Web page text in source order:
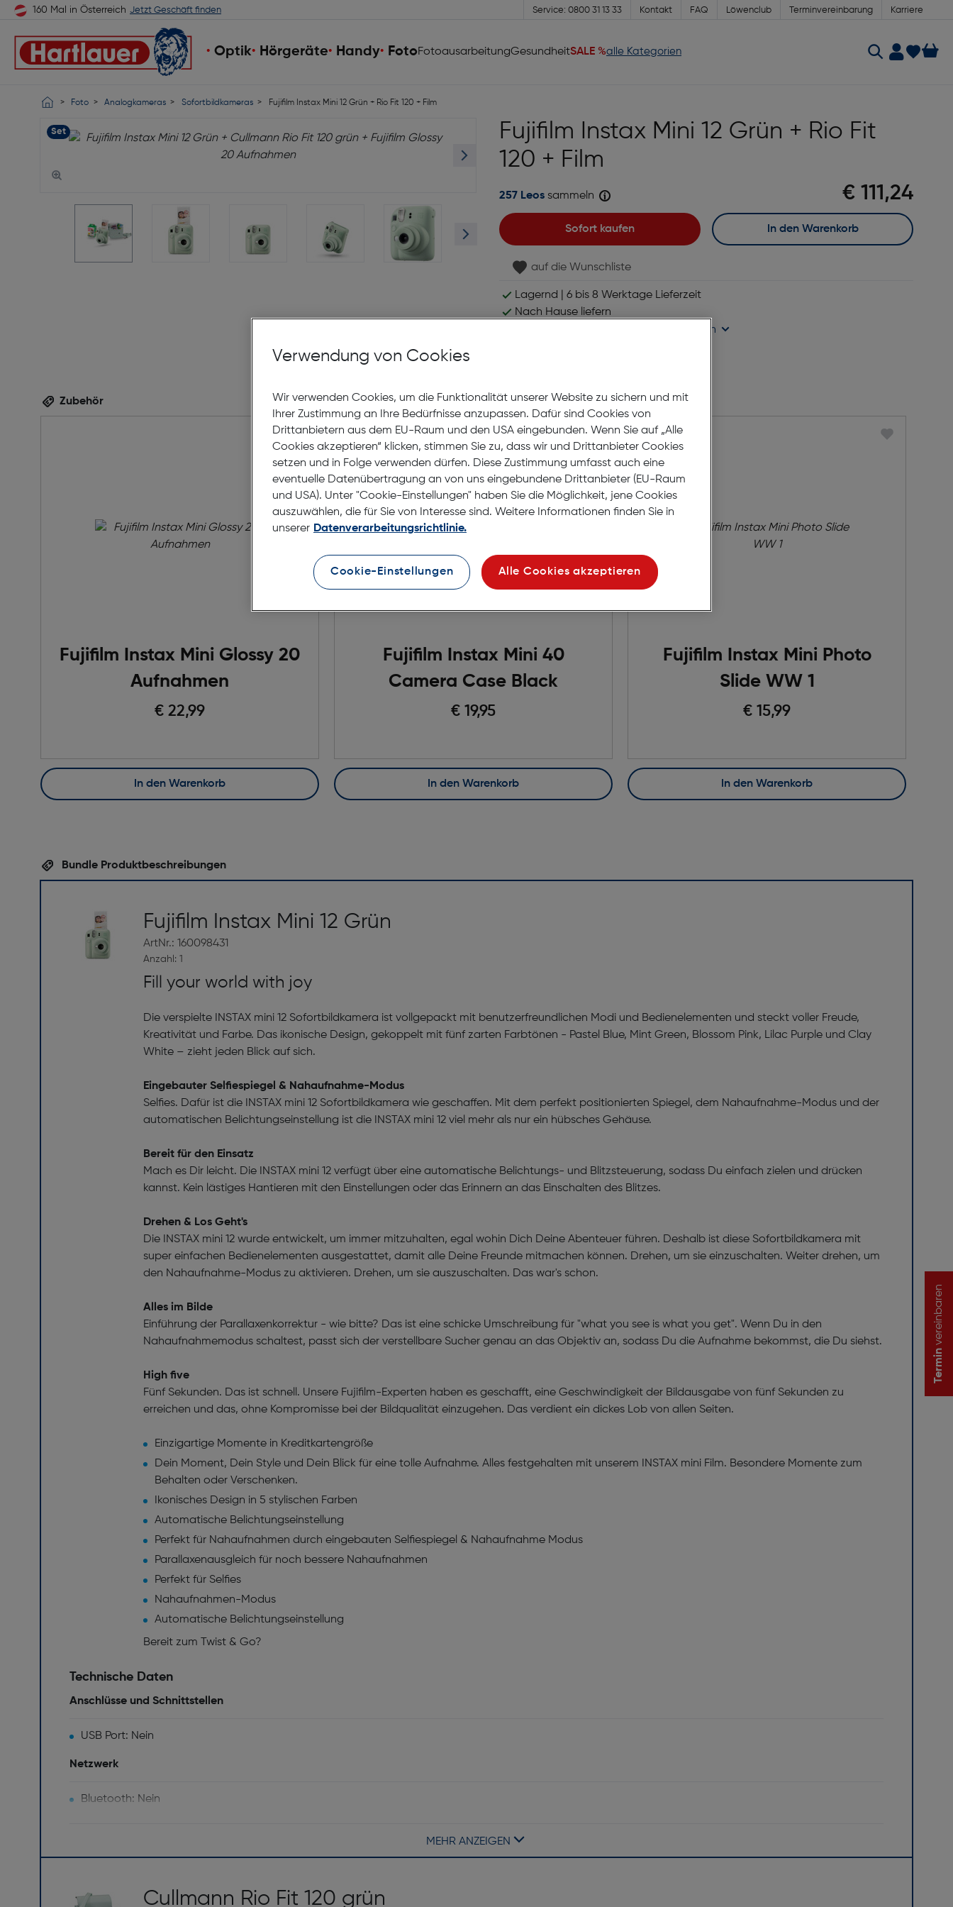
160 Mal in Österreich Jetzt Geschäft finden Service: 0800 31 13 33 Kontakt FAQ Löwenclub Terminvereinbarung Karriere
Optik Hörgeräte Handy FotoFotoausarbeitungGesundheitSALE %alle Kategorien
Foto Analogkameras Sofortbildkameras Fujifilm Instax Mini 12 Grün + Rio Fit 120 + Film
Set
Fujifilm Instax Mini 12 Grün + Rio Fit
120 + Film
€ 111,24
257 Leos sammeln
Sofort kaufen In den Warenkorb
auf die Wunschliste
Lagernd | 6 bis 8 Werktage Lieferzeit
Nach Hause liefern
Verfügbarkeit prüfen
Zubehör
Fujifilm Instax Mini Glossy 20
Aufnahmen
€ 22,99
In den Warenkorb
Fujifilm Instax Mini 40
Camera Case Black
€ 19,95
In den Warenkorb
Fujifilm Instax Mini Photo
Slide WW 1
€ 15,99
In den Warenkorb
Bundle Produktbeschreibungen
Fujifilm Instax Mini 12 Grün
ArtNr.: 160098431
Anzahl: 1
Fill your world with joy
Die verspielte INSTAX mini 12 Sofortbildkamera ist vollgepackt mit benutzerfreundlichen Modi und Bedienelementen und steckt voller Freude,
Kreativität und Farbe. Das ikonische Design, gekoppelt mit fünf zarten Farbtönen - Pastel Blue, Mint Green, Blossom Pink, Lilac Purple und Clay
White – zieht jeden Blick auf sich.
Eingebauter Selfiespiegel & Nahaufnahme-Modus
Selfies. Dafür ist die INSTAX mini 12 Sofortbildkamera wie geschaffen. Mit dem perfekt positionierten Spiegel, dem Nahaufnahme-Modus und der
automatischen Belichtungseinstellung ist die INSTAX mini 12 viel mehr als nur ein hübsches Gehäuse.
Bereit für den Einsatz
Mach es Dir leicht. Die INSTAX mini 12 verfügt über eine automatische Belichtungs- und Blitzsteuerung, sodass Du einfach zielen und drücken
kannst. Kein lästiges Hantieren mit den Einstellungen oder das Erinnern an das Einschalten des Blitzes.
Drehen & Los Geht's
Die INSTAX mini 12 wurde entwickelt, um immer mitzuhalten, egal wohin Dich Deine Abenteuer führen. Deshalb ist diese Sofortbildkamera mit
super einfachen Bedienelementen ausgestattet, damit alle Deine Freunde mitmachen können. Drehen, um sie einzuschalten. Weiter drehen, um
den Nahaufnahme-Modus zu aktivieren. Drehen, um sie auszuschalten. Das war's schon.
Alles im Bilde
Einführung der Parallaxenkorrektur - wie bitte? Das ist eine schicke Umschreibung für "what you see is what you get". Wenn Du in den
Nahaufnahmemodus schaltest, passt sich der verstellbare Sucher genau an das Objektiv an, sodass Du die Aufnahme bekommst, die Du siehst.
High five
Fünf Sekunden. Das ist schnell. Unsere Fujifilm-Experten haben es geschafft, eine Geschwindigkeit der Bildausgabe von fünf Sekunden zu
erreichen und das, ohne Kompromisse bei der Bildqualität einzugehen. Das verdient ein dickes Lob von allen Seiten.
Einzigartige Momente in Kreditkartengröße
Dein Moment, Dein Style und Dein Blick für eine tolle Aufnahme. Alles festgehalten mit unserem INSTAX mini Film. Besondere Momente zum
Behalten oder Verschenken.
Ikonisches Design in 5 stylischen Farben
Automatische Belichtungseinstellung
Perfekt für Nahaufnahmen durch eingebauten Selfiespiegel & Nahaufnahme Modus
Parallaxenausgleich für noch bessere Nahaufnahmen
Perfekt für Selfies
Nahaufnahmen-Modus
Automatische Belichtungseinstellung
Bereit zum Twist & Go?
Technische Daten
Anschlüsse und Schnittstellen
USB Port: Nein
Netzwerk
Bluetooth: Nein
MEHR ANZEIGEN
Cullmann Rio Fit 120 grün
Termin
vereinbaren
Verwendung von Cookies
Wir verwenden Cookies, um die Funktionalität unserer Website zu sichern und mit
Ihrer Zustimmung an Ihre Bedürfnisse anzupassen. Dafür sind Cookies von
Drittanbietern aus dem EU-Raum und den USA eingebunden. Wenn Sie auf „Alle
Cookies akzeptieren“ klicken, stimmen Sie zu, dass wir und Drittanbieter Cookies
setzen und in Folge verwenden dürfen. Diese Zustimmung umfasst auch eine
eventuelle Datenübertragung an von uns eingebundene Drittanbieter (EU-Raum
und USA). Unter "Cookie-Einstellungen" haben Sie die Möglichkeit, jene Cookies
auszuwählen, die für Sie von Interesse sind. Weitere Informationen finden Sie in
unserer Datenverarbeitungsrichtlinie.
Cookie-Einstellungen Alle Cookies akzeptieren